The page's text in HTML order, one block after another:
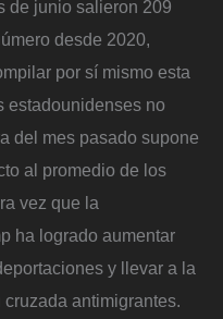
de junio salieron 209
desde 2020,
por sí mismo esta
estadounidenses no
del mes pasado supone
al promedio de los
vez que la
ha logrado aumentar
y llevar a la
antimigrantes.